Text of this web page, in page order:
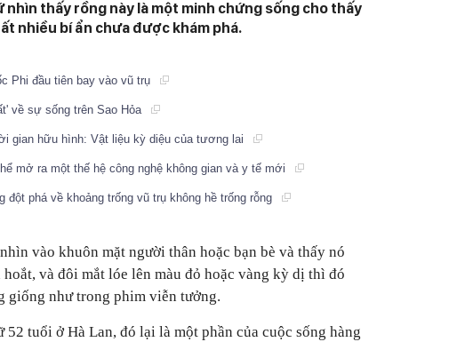
thấy rồng này là một minh chứng sống cho thấy
nhiều bí ẩn chưa được khám phá.
Phi đầu tiên bay vào vũ trụ
về sự sống trên Sao Hỏa
gian hữu hình: Vật liệu kỳ diệu của tương lai
mở ra một thế hệ công nghệ không gian và y tế mới
phá về khoảng trống vũ trụ không hề trống rỗng
vào khuôn mặt người thân hoặc bạn bè và thấy nó
và đôi mắt lóe lên màu đỏ hoặc vàng kỳ dị thì đó
giống như trong phim viễn tưởng.
tuổi ở Hà Lan, đó lại là một phần của cuộc sống hàng